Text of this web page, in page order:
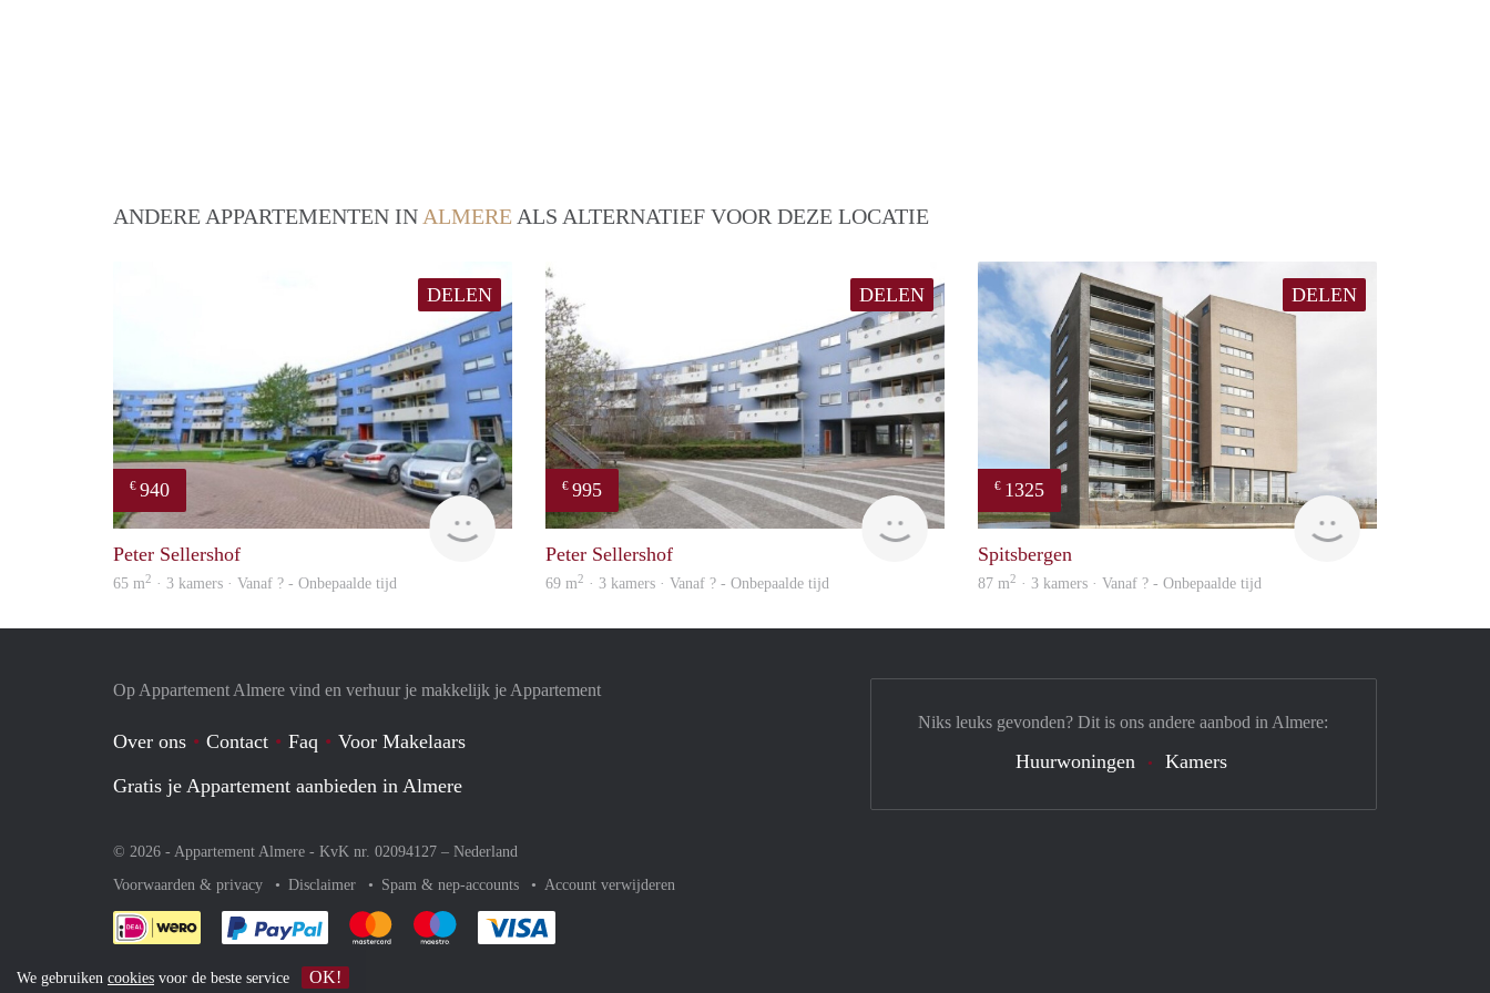
ANDERE APPARTEMENTEN IN ALMERE ALS ALTERNATIEF VOOR DEZE LOCATIE
DELEN
€ 940
rent
Peter Sellershof
65 m2 · 3 kamers · Vanaf ? - Onbepaalde tijd
DELEN
€ 995
finder
Peter Sellershof
69 m2 · 3 kamers · Vanaf ? - Onbepaalde tijd
DELEN
€ 1325
Woning
Spitsbergen
87 m2 · 3 kamers · Vanaf ? - Onbepaalde tijd
Op Appartement Almere vind en verhuur je makkelijk je Appartement
Over ons Contact Faq
Voor Makelaars
Gratis je Appartement aanbieden in Almere
© 2026 - Appartement Almere - KvK nr. 02094127 – Nederland
Voorwaarden & privacy
Disclaimer Spam & nep-accounts Account verwijderen
Je rekent gemakkelijk af met Paypal
Je rekent gemakkelijk af met Mastercard
Je rekent gemakkelijk af met Meastro
Niks leuks gevonden? Dit is ons andere aanbod in Almere:
Huurwoningen Kamers
We gebruiken cookies voor de beste service OK!